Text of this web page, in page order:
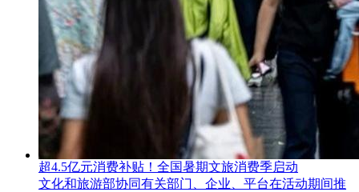
超4.5亿元消费补贴！全国暑期文旅消费季启动
文化和旅游部协同有关部门、企业、平台在活动期间推